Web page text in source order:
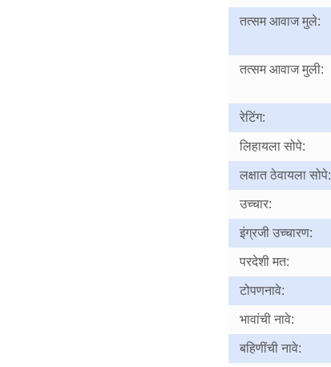
तत्सम आवाज मुले:
तत्सम आवाज मुली:
रेटिंग:
लिहायला सोपे:
लक्षात ठेवायला सोपे:
उच्चार:
इंग्रजी उच्चारण:
परदेशी मत:
टोपणनावे:
भावांची नावे:
बहिणींची नावे: